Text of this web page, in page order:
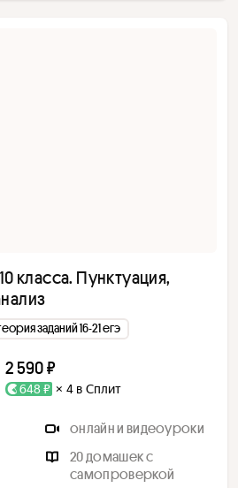
класса. Пунктуация,
заданий 16-21 егэ
2 590 ₽
648 ₽ × 4 в Сплит
онлайн и видеоуроки
20 домашек с
самопроверкой